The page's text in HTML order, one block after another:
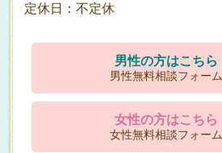
定休日：不定休
男性の方はこちら
男性無料相談フォーム
女性の方はこちら
女性無料相談フォーム